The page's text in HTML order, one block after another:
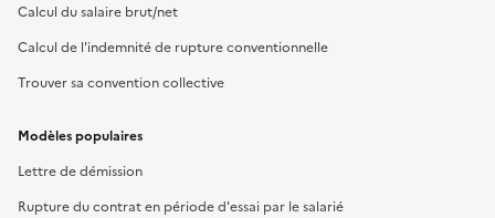
Calcul du salaire brut/net
Calcul de l'indemnité de rupture conventionnelle
Trouver sa convention collective
Modèles populaires
Lettre de démission
Rupture du contrat en période d'essai par le salarié